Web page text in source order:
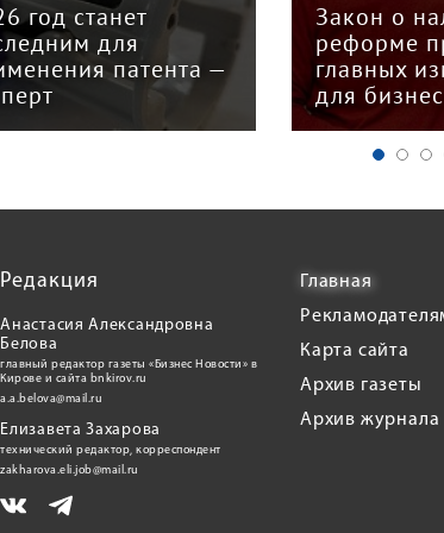
год станет
для
патента —
Закон о
реформе
главных
для
Редакция
Анастасия Александровна
Белова
главный редактор газеты «Бизнес Новости» в
Кирове и сайта bnkirov.ru
a.a.belova@mail.ru
Елизавета Захарова
технический редактор, корреспондент
zakharova.eli.job@mail.ru
Главная
Карта сайта
Архив газеты
Архив журнала